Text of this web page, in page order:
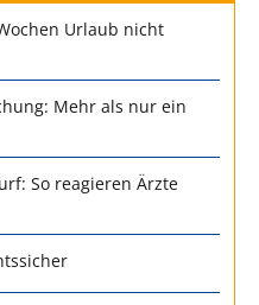
Urlaub nicht
Mehr als nur ein
So reagieren Ärzte